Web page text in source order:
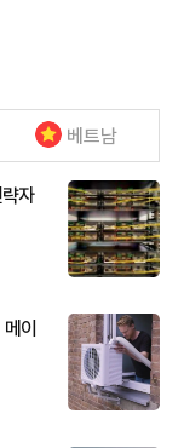
베트남
자
이